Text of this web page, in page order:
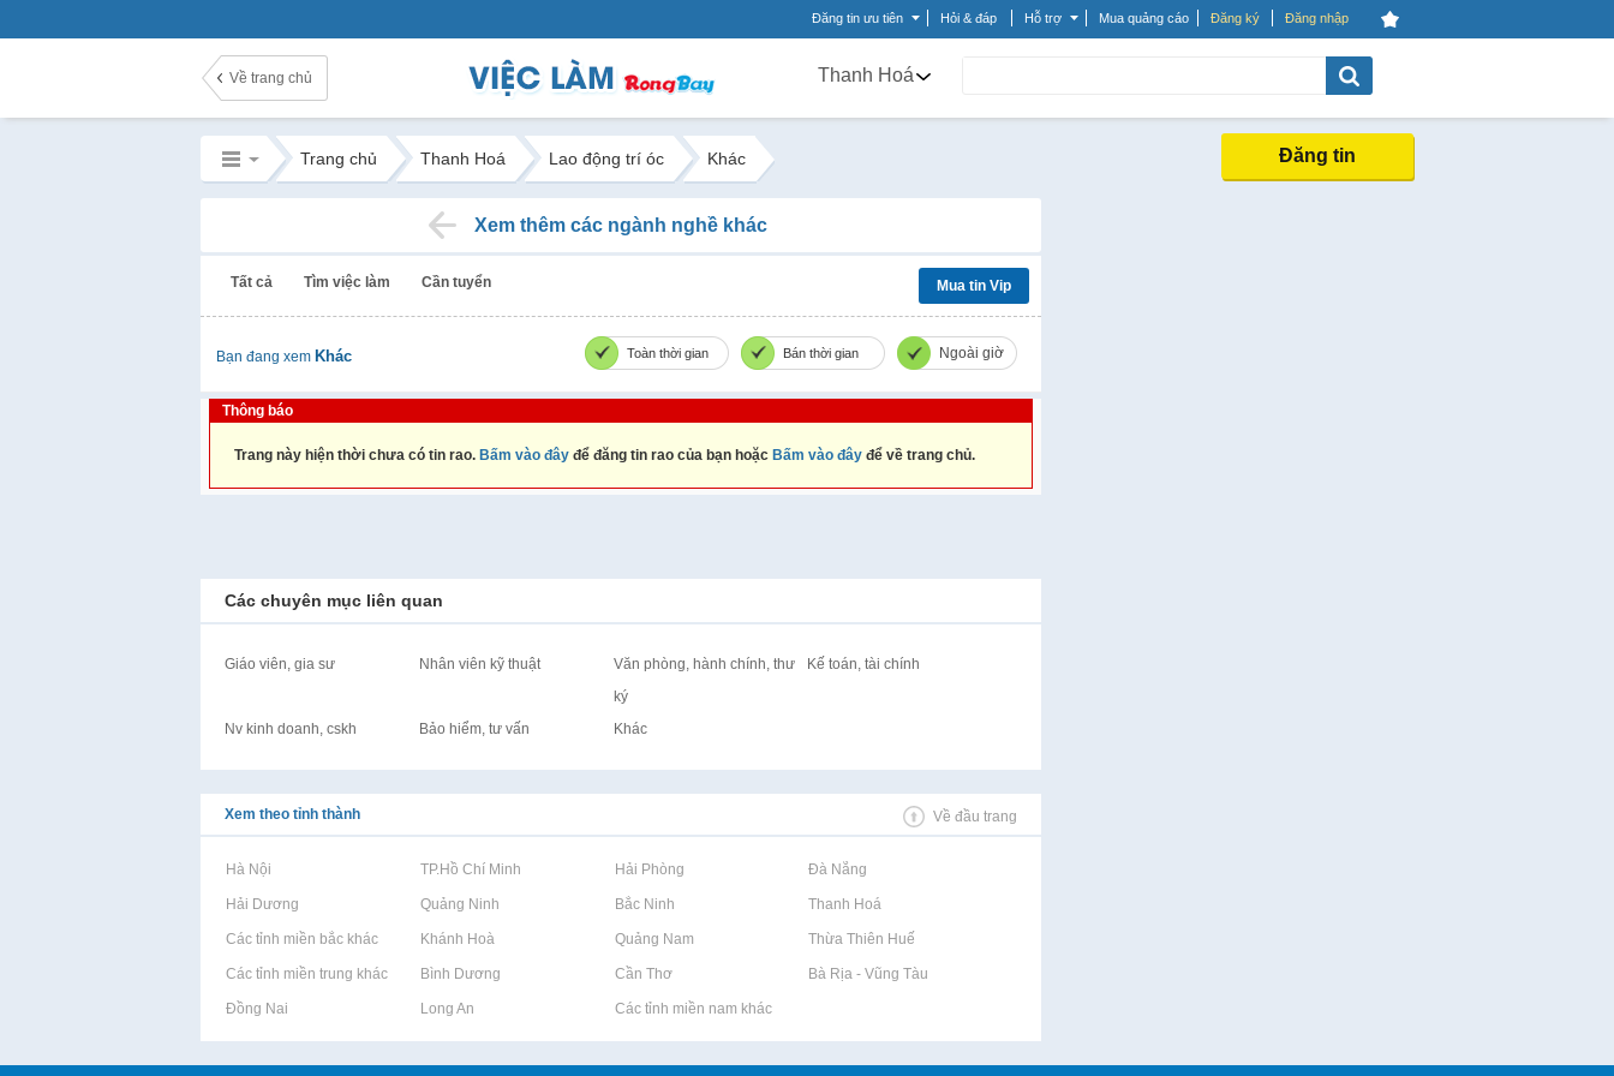
Đăng tin ưu tiên Hỏi & đáp Hỗ trợ Mua quảng cáo Đăng ký Đăng nhập
Về trang chủ Thanh Hoá
Trang chủ Thanh Hoá Lao động trí óc Khác Đăng tin
Xem thêm các ngành nghề khác
Tất cả Tìm việc làm Cần tuyển Mua tin Vip
Bạn đang xem Khác Toàn thời gian Bán thời gian Ngoài giờ
Thông báo
Trang này hiện thời chưa có tin rao. Bấm vào đây để đăng tin rao của bạn hoặc Bấm vào đây để về trang chủ.
Các chuyên mục liên quan
Giáo viên, gia sư Nhân viên kỹ thuật
Văn phòng, hành chính, thư
ký
Kế toán, tài chính
Nv kinh doanh, cskh Bảo hiểm, tư vấn Khác
Xem theo tỉnh thành Về đầu trang
Rao vặt tại Hà Nội Rao vặt tại TP.Hồ Chí Minh Rao vặt tại Hải Phòng Rao vặt tại Đà Nẵng
Rao vặt tại Hải Dương Rao vặt tại Quảng Ninh Rao vặt tại Bắc Ninh Rao vặt tại Thanh Hoá
Rao vặt tại Các tỉnh miền bắc khácRao vặt tại Khánh Hoà Rao vặt tại Quảng Nam Rao vặt tại Thừa Thiên Huế
Rao vặt tại Các tỉnh miền trung khácRao vặt tại Bình Dương Rao vặt tại Cần Thơ Rao vặt tại Bà Rịa - Vũng Tàu
Rao vặt tại Đồng Nai Rao vặt tại Long An Rao vặt tại Các tỉnh miền nam khác